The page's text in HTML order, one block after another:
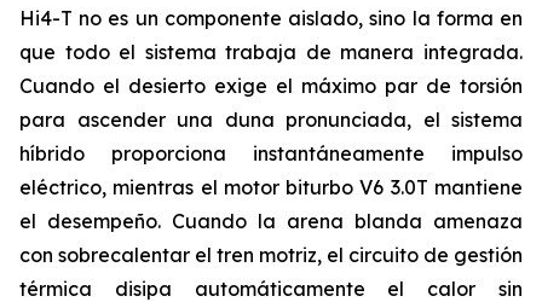
Hi4-T no es un componente aislado, sino la forma en
que todo el sistema trabaja de manera integrada.
Cuando el desierto exige el máximo par de torsión
para ascender una duna pronunciada, el sistema
híbrido proporciona instantáneamente impulso
eléctrico, mientras el motor biturbo V6 3.0T mantiene
el desempeño. Cuando la arena blanda amenaza
con sobrecalentar el tren motriz, el circuito de gestión
térmica disipa automáticamente el calor sin